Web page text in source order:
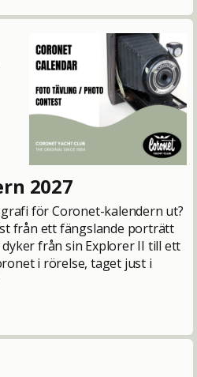
2027
för Coronet-kalendern ut?
från ett fängslande porträtt
från sin Explorer II till ett
i rörelse, taget just i